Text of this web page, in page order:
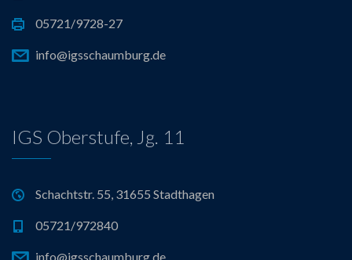
05721/9728-27
info@igsschaumburg.de
IGS Oberstufe, Jg. 11
Schachtstr. 55, 31655 Stadthagen
05721/972840
info@igsschaumburg.de